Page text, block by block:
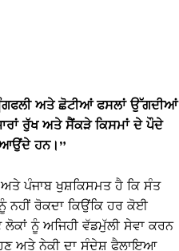
ਮੂੰਗਫਲੀ ਅਤੇ ਛੋਟੀਆਂ ਫਸਲਾਂ ਉੱਗਦੀਆਂ
ਰੁੱਖ ਅਤੇ ਸੈਂਕੜੇ ਕਿਸਮਾਂ ਦੇ ਪੌਦੇ
ਹਨ।”
ਪੰਜਾਬ ਖੁਸ਼ਕਿਸਮਤ ਹੈ ਕਿ ਸੰਤ
ਨਹੀਂ ਰੋਕਦਾ ਕਿਉਂਕਿ ਹਰ ਕੋਈ
ਨੂੰ ਅਜਿਹੀ ਵੱਡਮੁੱਲੀ ਸੇਵਾ ਕਰਨ
ਅਤੇ ਨੇਕੀ ਦਾ ਸੰਦੇਸ਼ ਫੈਲਾਇਆ